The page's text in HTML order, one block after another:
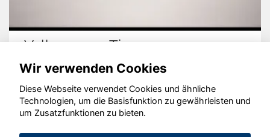
Volkswagen T-Cross
© konjunkturmotor.de GmbH 2020 - 2026
Wir verwenden Cookies
Diese Webseite verwendet Cookies und ähnliche
Technologien, um die Basisfunktion zu gewährleisten und
um Zusatzfunktionen zu bieten.